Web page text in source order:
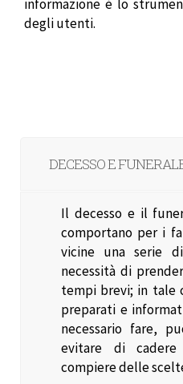
informazione è lo
degli utenti.
DECESSO E
Il decesso e il
comportano per i
vicine una serie
necessità di
tempi brevi; in tale
preparati e
necessario fare,
evitare di
compiere delle